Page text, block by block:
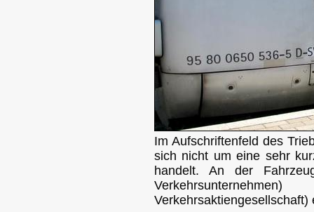
Im Aufschriftenfeld des
sich nicht um eine sehr
handelt. An der
Verkehrsaktiengesellschaft)